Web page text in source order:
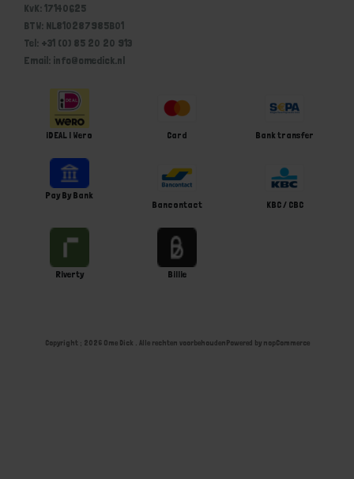
KvK: 17140625
BTW: NL810287985B01
Tel: +31 (0) 85 20 20 913
Email: info@omedick.nl
iDEAL | Wero Card Bank transfer
Pay By Bank
Bancontact
KBC / CBC
Riverty Billie
Copyright ; 2026 Ome Dick . Alle rechten voorbehoudenPowered by nopCommerce